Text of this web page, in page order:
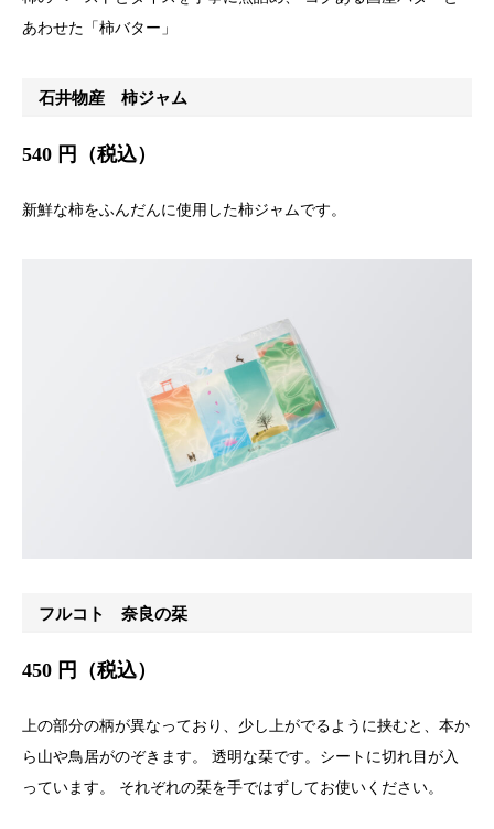
あわせた「柿バター」
石井物産 柿ジャム
540 円（税込）
新鮮な柿をふんだんに使用した柿ジャムです。
フルコト 奈良の栞
450 円（税込）
上の部分の柄が異なっており、少し上がでるように挟むと、本か
ら山や鳥居がのぞきます。 透明な栞です。シートに切れ目が入
っています。 それぞれの栞を手ではずしてお使いください。